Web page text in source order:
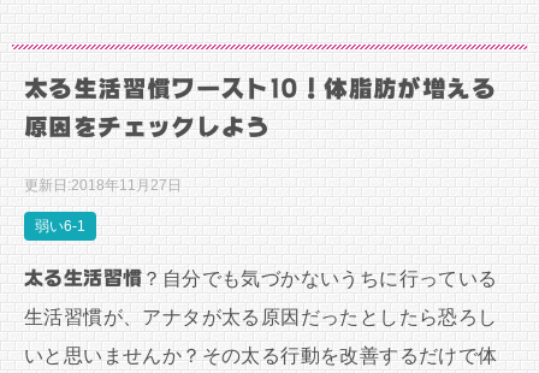
太る生活習慣ワースト10！体脂肪が増える
原因をチェックしよう
更新日:2018年11月27日
弱い6-1
太る生活習慣 ？自分でも気づかないうちに行っている
生活習慣が、アナタが太る原因だったとしたら恐ろし
いと思いませんか？その太る行動を改善するだけで体